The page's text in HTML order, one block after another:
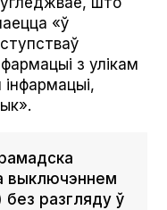
«ў
з улікам
выключэннем
разгляду ў